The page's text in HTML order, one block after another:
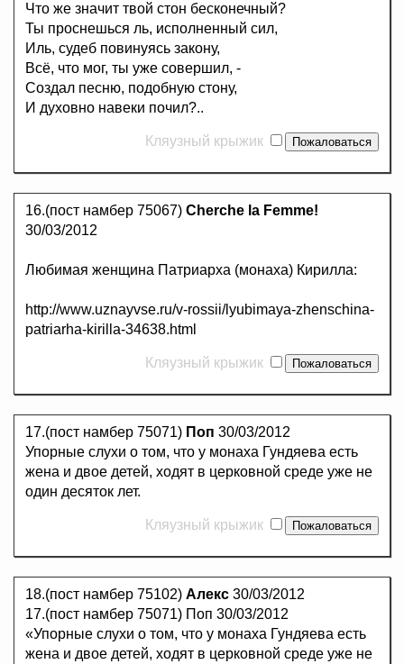
Что же значит твой стон бесконечный?
Ты проснешься ль, исполненный сил,
Иль, судеб повинуясь закону,
Всё, что мог, ты уже совершил, -
Создал песню, подобную стону,
И духовно навеки почил?..
Кляузный крыжик
16.(пост намбер 75067) Cherche la Femme!
30/03/2012
Любимая женщина Патриарха (монаха) Кирилла:
http://www.uznayvse.ru/v-rossii/lyubimaya-zhenschina-
patriarha-kirilla-34638.html
Кляузный крыжик
17.(пост намбер 75071) Поп 30/03/2012
Упорные слухи о том, что у монаха Гундяева есть
жена и двое детей, ходят в церковной среде уже не
один десяток лет.
Кляузный крыжик
18.(пост намбер 75102) Алекс 30/03/2012
17.(пост намбер 75071) Поп 30/03/2012
«Упорные слухи о том, что у монаха Гундяева есть
жена и двое детей, ходят в церковной среде уже не